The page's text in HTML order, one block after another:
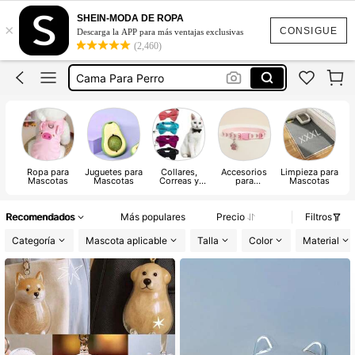
CONSIGUE
×
SHEIN-MODA DE ROPA
Descarga la APP para más ventajas exclusivas
(2,460)
Ropa Para Perro
Mascotas
Gatos
Cama Para Perro
Ropa Para Perro
Ropa para
Mascotas
Juguetes para
Mascotas
Collares,
Correas y
Accesorios
para
Limpieza para
Mascotas
Recomendados Más populares Precio
Filtros
Categoría
Mascota aplicable Talla Color Material